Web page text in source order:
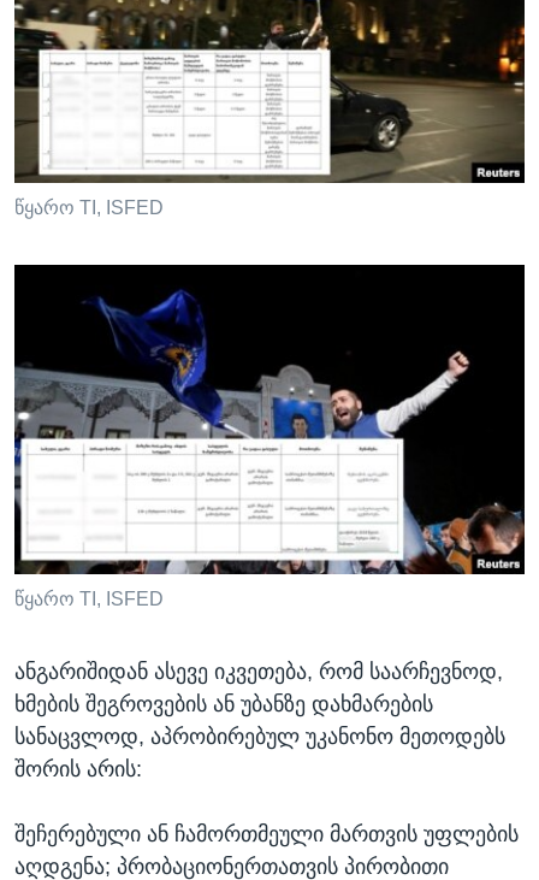
წყარო TI, ISFED
წყარო TI, ISFED
ანგარიშიდან ასევე იკვეთება, რომ საარჩევნოდ,
ხმების შეგროვების ან უბანზე დახმარების
სანაცვლოდ, აპრობირებულ უკანონო მეთოდებს
შორის არის:
შეჩერებული ან ჩამორთმეული მართვის უფლების
აღდგენა; პრობაციონერთათვის პირობითი